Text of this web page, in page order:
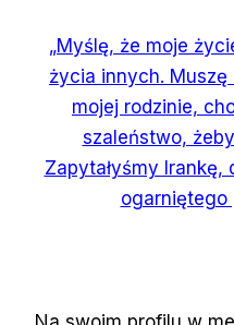
„Myślę, że moje
życia innych.
mojej rodzinie,
szaleństwo,
Zapytałyśmy
ogarniętego